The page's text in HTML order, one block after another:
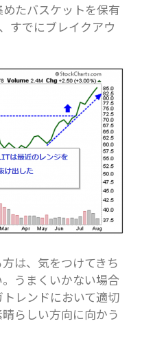
たバスケットを保有
すでにブレイクアウ
は、気をつけてきち
うまくいかない場合
レンドにおいて適切
らしい方向に向かう